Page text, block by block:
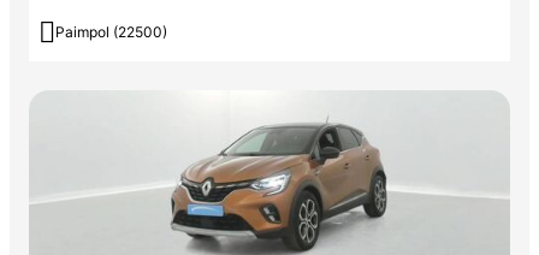
 Paimpol (22500)